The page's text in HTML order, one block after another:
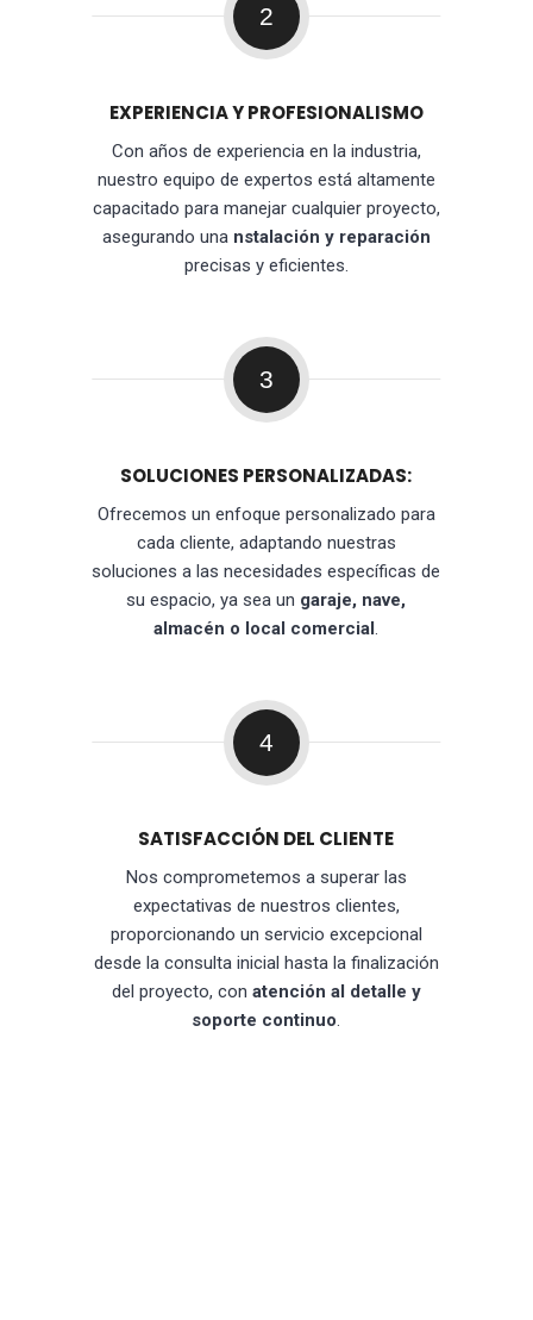
2
EXPERIENCIA Y PROFESIONALISMO
Con años de experiencia en la industria,
nuestro equipo de expertos está altamente
capacitado para manejar cualquier proyecto,
asegurando una nstalación y reparación
precisas y eficientes.
3
SOLUCIONES PERSONALIZADAS:
Ofrecemos un enfoque personalizado para
cada cliente, adaptando nuestras
soluciones a las necesidades específicas de
su espacio, ya sea un garaje, nave,
almacén o local comercial.
4
SATISFACCIÓN DEL CLIENTE
Nos comprometemos a superar las
expectativas de nuestros clientes,
proporcionando un servicio excepcional
desde la consulta inicial hasta la finalización
del proyecto, con atención al detalle y
soporte continuo.